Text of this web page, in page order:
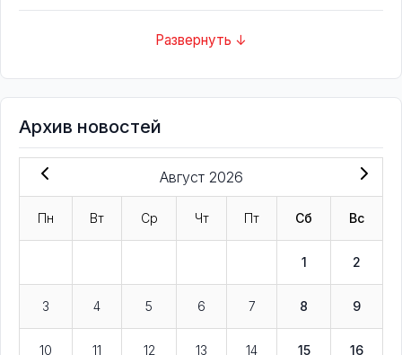
Развернуть ↓
Архив новостей
Август 2026
Пн Вт Ср Чт Пт Сб Вс
1 2
3 4 5 6 7 8 9
10 11 12 13 14 15 16